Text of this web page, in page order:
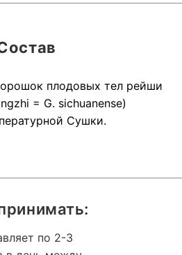
по 2-3
плодовых тел рейши
= G. sichuanense)
Сушки.